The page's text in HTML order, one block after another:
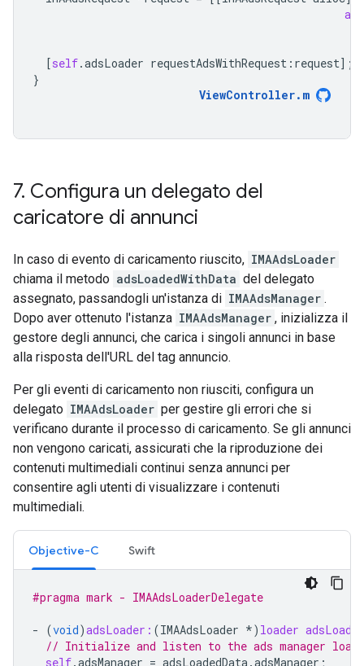
[self.adsLoader requestAdsWithRequest : request];
}
ViewController. m
7. Configura un delegato del
caricatore di annunci
In caso di evento di caricamento riuscito, IMAAdsLoader
chiama il metodo adsLoadedWithData del delegato
assegnato, passandogli un'istanza di IMAAdsManager .
Dopo aver ottenuto l'istanza IMAAdsManager , inizializza il
gestore degli annunci, che carica i singoli annunci in base
alla risposta dell'URL del tag annuncio.
Per gli eventi di caricamento non riusciti, configura un
delegato IMAAdsLoader per gestire gli errori che si
verificano durante il processo di caricamento. Se gli annunci
non vengono caricati, assicurati che la riproduzione dei
contenuti multimediali continui senza annunci per
consentire agli utenti di visualizzare i contenuti
multimediali.
Objective-C Swift
#pragma mark - IMAAdsLoaderDelegate
- (void)adsLoader: (IMAAdsLoader *) loader
// Initialize and listen to the ads manager
self.adsManager = adsLoadedData.adsManager ;